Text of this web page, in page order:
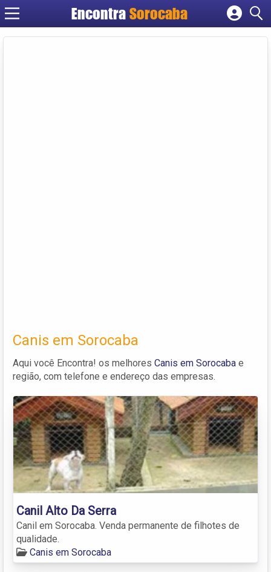
EncontraSorocaba
Cadastrar empresa
Canis em Sorocaba
Aqui você Encontra! os melhores Canis em Sorocaba e
região, com telefone e endereço das empresas.
Canil Alto Da Serra
Canil em Sorocaba. Venda permanente de filhotes de
qualidade.
Canis em Sorocaba